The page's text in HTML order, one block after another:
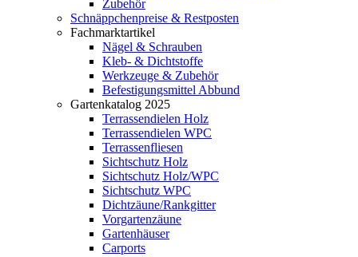
Zubehör
Schnäppchenpreise & Restposten
Fachmarktartikel
Nägel & Schrauben
Kleb- & Dichtstoffe
Werkzeuge & Zubehör
Befestigungsmittel Abbund
Gartenkatalog 2025
Terrassendielen Holz
Terrassendielen WPC
Terrassenfliesen
Sichtschutz Holz
Sichtschutz Holz/WPC
Sichtschutz WPC
Dichtzäune/Rankgitter
Vorgartenzäune
Gartenhäuser
Carports